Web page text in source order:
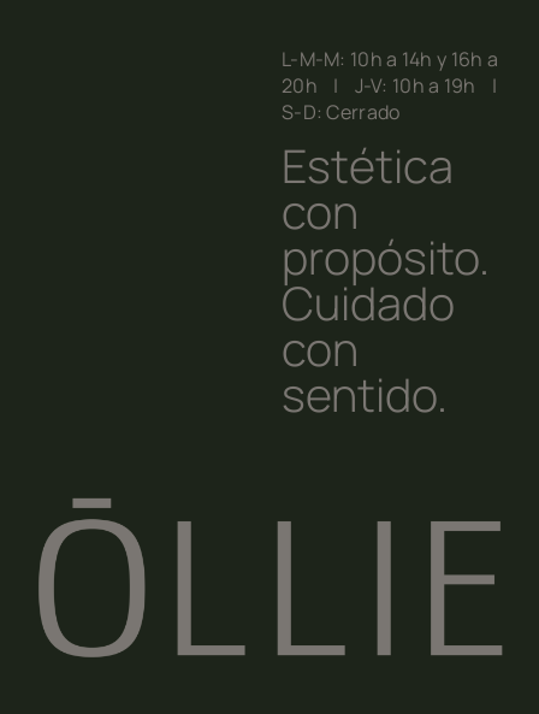
L-M-M: 10h a 14h y 16h a
20h | J-V: 10h a 19h |
S-D: Cerrado
Estética
con
propósito.
Cuidado
con
sentido.